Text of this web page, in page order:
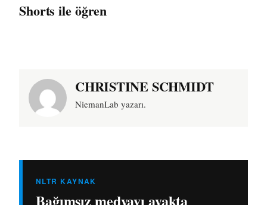
Shorts ile öğren
CHRISTINE SCHMIDT
NiemanLab yazarı.
NLTR KAYNAK
Bağımsız medyayı ayakta